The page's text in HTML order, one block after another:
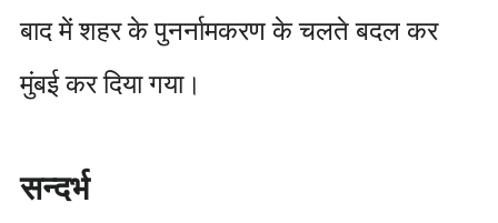
बाद में शहर के पुनर्नामकरण के चलते बदल कर
मुंबई कर दिया गया।
सन्दर्भ